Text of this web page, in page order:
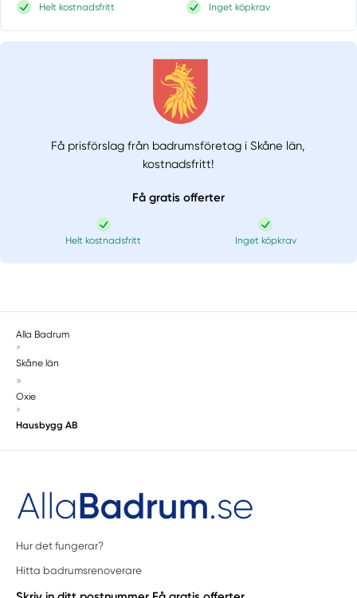
Helt kostnadsfritt Inget köpkrav
Få prisförslag från badrumsföretag i Skåne län,
kostnadsfritt!
Få gratis offerter
Helt kostnadsfritt Inget köpkrav
Alla Badrum
»
Skåne län
»
Oxie
»
Hausbygg AB
Hur det fungerar?
Hitta badrumsrenoverare